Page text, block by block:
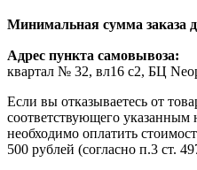
Минимальная сумма заказа
Адрес пункта самовывоза:
квартал № 32, вл16 с2, БЦ
Если вы отказываетесь от
соответствующего указанным
необходимо оплатить
500 рублей (согласно п.3 ст.